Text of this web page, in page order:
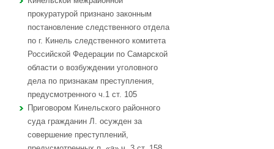
прокуратурой признано законным
постановление следственного отдела
по г. Кинель следственного комитета
Российской Федерации по Самарской
области о возбуждении уголовного
дела по признакам преступления,
предусмотренного ч.1 ст. 105
Приговором Кинельского районного
суда гражданин Л. осужден за
совершение преступлений,